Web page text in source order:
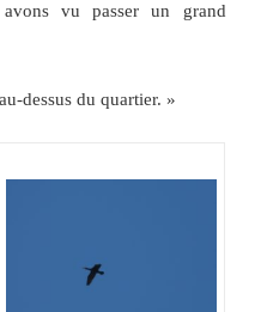
vu passer un grand
dessus du quartier. »